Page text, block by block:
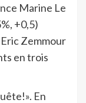
Marine Le
+0,5)
Zemmour
en trois
En